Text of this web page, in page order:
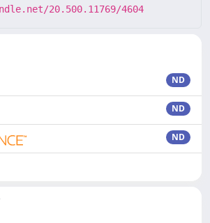
20.500.11769/4604
ND
ND
ND